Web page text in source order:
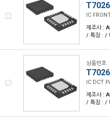
IC
제조사 :
/ 특징 : /
상품번호
IC DCT
제조사 :
/ 특징 : /